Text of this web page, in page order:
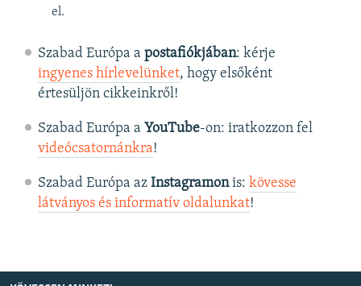
el.
Szabad Európa a postafiókjában: kérje
ingyenes hírlevelünket, hogy elsőként
értesüljön cikkeinkről!
Szabad Európa a YouTube-on: iratkozzon fel
videócsatornánkra!
Szabad Európa az Instagramonis: kövesse
látványos és informatív oldalunkat! ​